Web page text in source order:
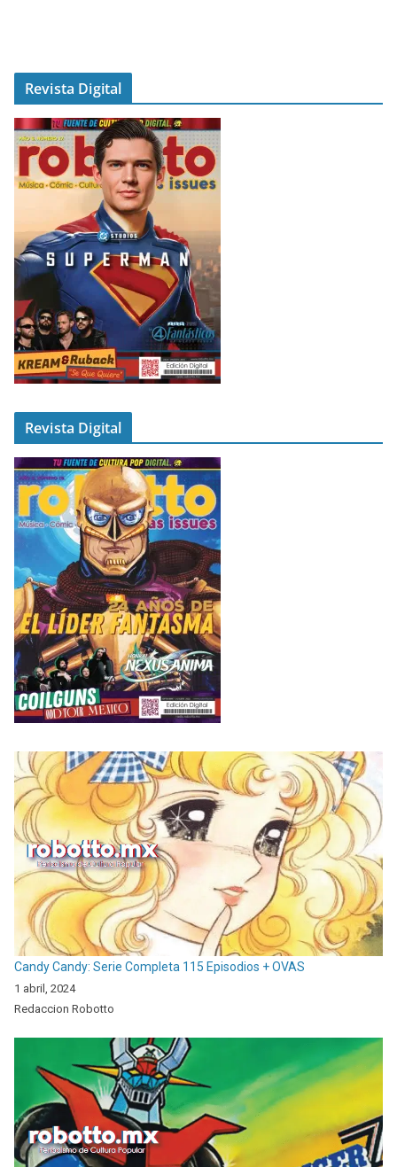
Revista Digital
Revista Digital
Candy Candy: Serie Completa 115 Episodios + OVAS
1 abril, 2024
Redaccion Robotto